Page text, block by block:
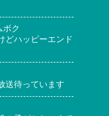
ボク
どハッピーエンド
送待っています